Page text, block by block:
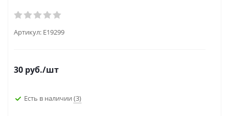
Артикул: E19299
30 руб./шт
Есть в наличии (3)